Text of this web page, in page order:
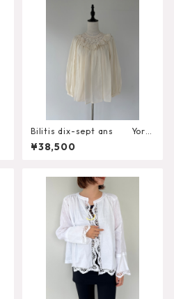
Bilitis dix-sept ans York
Lace Blouse 2911-960
¥38,500